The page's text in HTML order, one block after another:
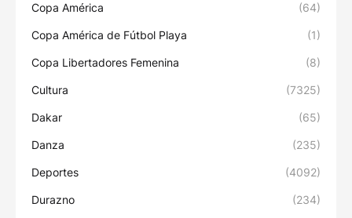
Copa América (64)
Copa América de Fútbol Playa (1)
Copa Libertadores Femenina (8)
Cultura (7325)
Dakar (65)
Danza (235)
Deportes (4092)
Durazno (234)